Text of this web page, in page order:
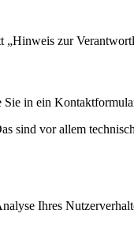
zur
Sie in ein
sind vor allem
Ihres